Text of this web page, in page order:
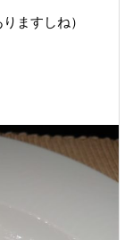
ますしね）